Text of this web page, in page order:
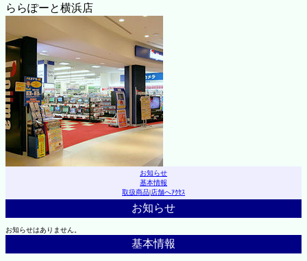
ららぽーと横浜店
お知らせ
基本情報
取扱商品|店舗へｱｸｾｽ
お知らせ
お知らせはありません。
基本情報